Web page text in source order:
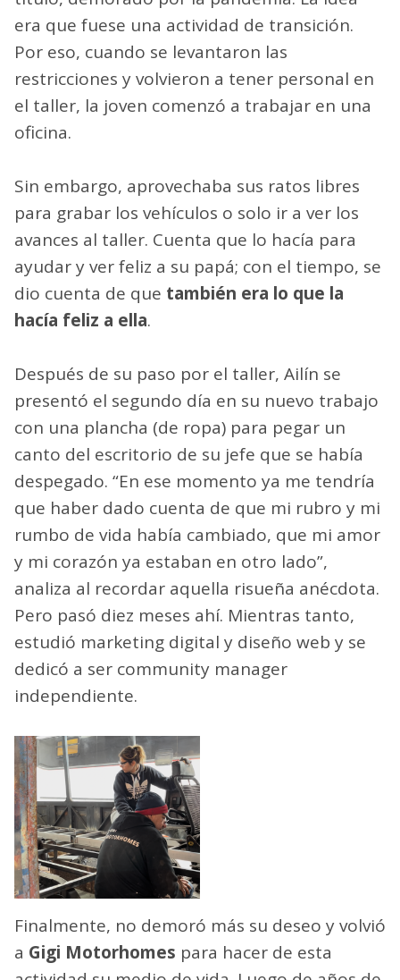
era que fuese una actividad de transición.
Por eso, cuando se levantaron las
restricciones y volvieron a tener personal en
el taller, la joven comenzó a trabajar en una
oficina.
Sin embargo, aprovechaba sus ratos libres
para grabar los vehículos o solo ir a ver los
avances al taller. Cuenta que lo hacía para
ayudar y ver feliz a su papá; con el tiempo, se
dio cuenta de que también era lo que la
hacía feliz a ella.
Después de su paso por el taller, Ailín se
presentó el segundo día en su nuevo trabajo
con una plancha (de ropa) para pegar un
canto del escritorio de su jefe que se había
despegado. “En ese momento ya me tendría
que haber dado cuenta de que mi rubro y mi
rumbo de vida había cambiado, que mi amor
y mi corazón ya estaban en otro lado”,
analiza al recordar aquella risueña anécdota.
Pero pasó diez meses ahí. Mientras tanto,
estudió marketing digital y diseño web y se
dedicó a ser community manager
independiente.